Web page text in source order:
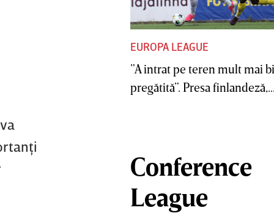
EUROPA LEAGUE
”A intrat pe teren mult mai
pregătită”. Presa
Conference
League